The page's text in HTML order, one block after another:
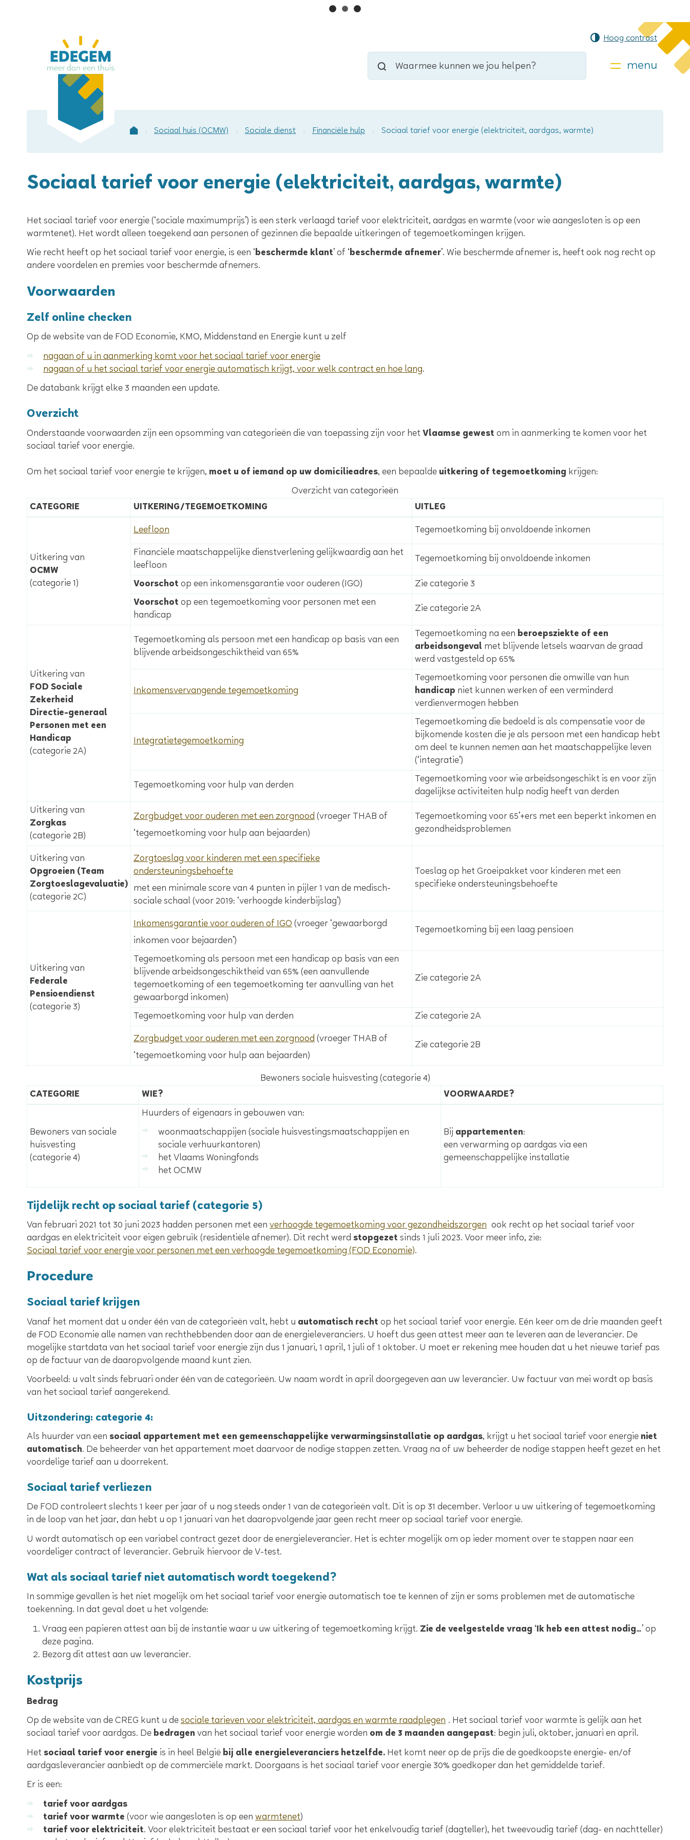
Hoog contrast
Lokaal
bestuur
Edegem
kunnen
helpen?
Zoeken menu
Sociaal huis (OCMW) Sociale dienst Financiële hulp Sociaal tarief voor energie (elektriciteit, aardgas, warmte)
Sociaal tarief voor energie (elektriciteit, aardgas, warmte)
Inhoud
Het sociaal tarief voor energie (‘sociale maximumprijs’) is een sterk verlaagd tarief voor elektriciteit, aardgas en warmte (voor wie aangesloten is op een
warmtenet). Het wordt alleen toegekend aan personen of gezinnen die bepaalde uitkeringen of tegemoetkomingen krijgen.
Wie recht heeft op het sociaal tarief voor energie, is een ‘beschermde klant’ of ‘beschermde afnemer’. Wie beschermde afnemer is, heeft ook nog recht op
andere voordelen en premies voor beschermde afnemers.
Voorwaarden
Zelf online checken
Op de website van de FOD Economie, KMO, Middenstand en Energie kunt u zelf
nagaan of u in aanmerking komt voor het sociaal tarief voor energie
nagaan of u het sociaal tarief voor energie automatisch krijgt, voor welk contract en hoe lang.
De databank krijgt elke 3 maanden een update.
Overzicht
Onderstaande voorwaarden zijn een opsomming van categorieën die van toepassing zijn voor hetVlaamse gewest om in aanmerking te komen voor het
sociaal tarief voor energie.
Om het sociaal tarief voor energie te krijgen, moet u of iemand op uw domicilieadres, een bepaalde uitkering of tegemoetkoming krijgen:
Overzicht van categorieën
CATEGORIE
UITKERING/TEGEMOETKOMING UITLEG
Uitkering van
OCMW
(categorie 1)
Leefloon Tegemoetkoming bij onvoldoende inkomen
Financiële maatschappelijke dienstverlening gelijkwaardig aan het
leefloon
Tegemoetkoming bij onvoldoende inkomen
Voorschot op een inkomensgarantie voor ouderen (IGO)
Zie categorie 3
Voorschot op een tegemoetkoming voor personen met een
handicap
Zie categorie 2A
Uitkering van
FOD Sociale
Zekerheid
Directie-generaal
Personen met een
Handicap
(categorie 2A)
Tegemoetkoming als persoon met een handicap op basis van een
blijvende arbeidsongeschiktheid van 65%
Tegemoetkoming na een beroepsziekte of een
arbeidsongeval met blijvende letsels waarvan de graad
werd vastgesteld op 65%
Inkomensvervangende tegemoetkoming
Tegemoetkoming voor personen die omwille van hun
handicap niet kunnen werken of een verminderd
verdienvermogen hebben
Integratietegemoetkoming
Tegemoetkoming die bedoeld is als compensatie voor de
bijkomende kosten die je als persoon met een handicap hebt
om deel te kunnen nemen aan het maatschappelijke leven
(‘integratie’)
Tegemoetkoming voor hulp van derden
Tegemoetkoming voor wie arbeidsongeschikt is en voor zijn
dagelijkse activiteiten hulp nodig heeft van derden
Uitkering van
Zorgkas
(categorie 2B)
Zorgbudget voor ouderen met een zorgnood(vroeger THAB of
‘tegemoetkoming voor hulp aan bejaarden)
Tegemoetkoming voor 65’+ers met een beperkt inkomen en
gezondheidsproblemen
Uitkering van
Opgroeien (Team
Zorgtoeslagevaluatie)
(categorie 2C)
Zorgtoeslag voor kinderen met een specifieke
ondersteuningsbehoefte
met een minimale score van 4 punten in pijler 1 van de medisch-
sociale schaal (voor 2019: ‘verhoogde kinderbijslag’)
Toeslag op het Groeipakket voor kinderen met een
specifieke ondersteuningsbehoefte
Uitkering van
Federale
Pensioendienst
(categorie 3)
Inkomensgarantie voor ouderen of IGO(vroeger ‘gewaarborgd
inkomen voor bejaarden’)
Tegemoetkoming bij een laag pensioen
Tegemoetkoming als persoon met een handicap op basis van een
blijvende arbeidsongeschiktheid van 65% (een aanvullende
tegemoetkoming of een tegemoetkoming ter aanvulling van het
gewaarborgd inkomen)
Zie categorie 2A
Tegemoetkoming voor hulp van derden Zie categorie 2A
Zorgbudget voor ouderen met een zorgnood(vroeger THAB of
‘tegemoetkoming voor hulp aan bejaarden)
Zie categorie 2B
Bewoners sociale huisvesting (categorie 4)
CATEGORIE
WIE? VOORWAARDE?
Bewoners van sociale
huisvesting
(categorie 4)
Huurders of eigenaars in gebouwen van:
woonmaatschappijen (sociale huisvestingsmaatschappijen en
sociale verhuurkantoren)
het Vlaams Woningfonds
het OCMW
Bij appartementen:
een verwarming op aardgas via een
gemeenschappelijke installatie
Tijdelijk recht op sociaal tarief (categorie 5)
Van februari 2021 tot 30 juni 2023 hadden personen met een verhoogde tegemoetkoming voor gezondheidszorgen ook recht op het sociaal tarief voor
aardgas en elektriciteit voor eigen gebruik (residentiële afnemer). Dit recht werd stopgezet sinds 1 juli 2023. Voor meer info, zie:
Sociaal tarief voor energie voor personen met een verhoogde tegemoetkoming (FOD Economie).
Procedure
Sociaal tarief krijgen
Vanaf het moment dat u onder één van de categorieën valt, hebt u automatisch recht op het sociaal tarief voor energie. Eén keer om de drie maanden geeft
de FOD Economie alle namen van rechthebbenden door aan de energieleveranciers. U hoeft dus geen attest meer aan te leveren aan de leverancier. De
mogelijke startdata van het sociaal tarief voor energie zijn dus 1 januari, 1 april, 1 juli of 1 oktober. U moet er rekening mee houden dat u het nieuwe tarief pas
op de factuur van de daaropvolgende maand kunt zien.
Voorbeeld: u valt sinds februari onder één van de categorieën. Uw naam wordt in april doorgegeven aan uw leverancier. Uw factuur van mei wordt op basis
van het sociaal tarief aangerekend.
Uitzondering: categorie 4:
Als huurder van een sociaal appartement met een gemeenschappelijke verwarmingsinstallatie op aardgas, krijgt u het sociaal tarief voor energie niet
automatisch. De beheerder van het appartement moet daarvoor de nodige stappen zetten. Vraag na of uw beheerder de nodige stappen heeft gezet en het
voordelige tarief aan u doorrekent.
Sociaal tarief verliezen
De FOD controleert slechts 1 keer per jaar of u nog steeds onder 1 van de categorieën valt. Dit is op 31 december. Verloor u uw uitkering of tegemoetkoming
in de loop van het jaar, dan hebt u op 1 januari van het daaropvolgende jaar geen recht meer op sociaal tarief voor energie.
U wordt automatisch op een variabel contract gezet door de energieleverancier. Het is echter mogelijk om op ieder moment over te stappen naar een
voordeliger contract of leverancier. Gebruik hiervoor de V-test.
Wat als sociaal tarief niet automatisch wordt toegekend?
In sommige gevallen is het niet mogelijk om het sociaal tarief voor energie automatisch toe te kennen of zijn er soms problemen met de automatische
toekenning. In dat geval doet u het volgende:
Vraag een papieren attest aan bij de instantie waar u uw uitkering of tegemoetkoming krijgt. Zie de veelgestelde vraag ‘Ik heb een attest nodig…’ op
deze pagina.
Bezorg dit attest aan uw leverancier.
Kostprijs
Bedrag
Op de website van de CREG kunt u desociale tarieven voor elektriciteit, aardgas en warmte raadplegen . Het sociaal tarief voor warmte is gelijk aan het
sociaal tarief voor aardgas. De bedragen van het sociaal tarief voor energie worden om de 3 maanden aangepast: begin juli, oktober, januari en april.
Het sociaal tarief voor energie is in heel België bij alle energieleveranciers hetzelfde. Het komt neer op de prijs die de goedkoopste energie- en/of
aardgasleverancier aanbiedt op de commerciële markt. Doorgaans is het sociaal tarief voor energie 30% goedkoper dan het gemiddelde tarief.
Er is een:
tarief voor aardgas
tarief voor warmte (voor wie aangesloten is op een warmtenet)
tarief voor elektriciteit. Voor elektriciteit bestaat er een sociaal tarief voor het enkelvoudig tarief (dagteller), het tweevoudig tarief (dag- en nachtteller)